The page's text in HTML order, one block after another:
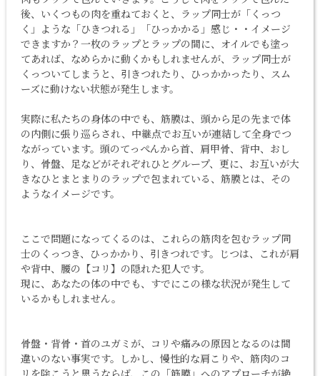
後、いくつもの肉を重ねておくと、ラップ同士が「くっつ
く」ような「ひきつれる」「ひっかかる」感じ・・イメージ
できますか？一枚のラップとラップの間に、オイルでも塗っ
てあれば、なめらかに動くかもしれませんが、ラップ同士が
くっついてしまうと、引きつれたり、ひっかかったり、スム
ーズに動けない状態が発生します。
実際に私たちの身体の中でも、筋膜は、頭から足の先まで体
の内側に張り巡らされ、中継点でお互いが連結して全身でつ
ながっています。頭のてっぺんから首、肩甲骨、背中、おし
り、 骨盤、足などがそれぞれひとグループ、更に、お互いが大
きなひとまとまりのラップで包まれている、筋膜とは、その
ようなイメージです。
ここで問題になってくるのは、これらの筋肉を包むラップ同
士のくっつき、ひっかかり、引きつれです。じつは、これが肩
や背中、腰の【コリ】の隠れた犯人です。
現に、あなたの体の中でも、すでにこの様な状況が発生して
いるかもしれません。
骨盤・背骨・首のユガミが、コリや痛みの原因となるのは間
違いのない事実です。しかし、慢性的な肩こりや、筋肉のコ
リを除こうと思うならば、この「筋膜」へのアプローチが絶